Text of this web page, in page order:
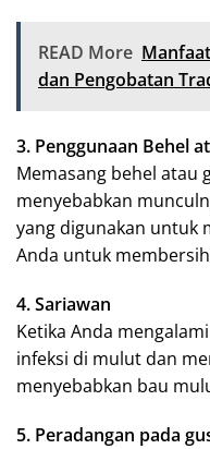
READ More
dan Pengobatan
3. Penggunaan Behel
Memasang behel atau
menyebabkan
yang digunakan untuk
Anda untuk
4. Sariawan
Ketika Anda
infeksi di mulut dan
menyebabkan bau
5. Peradangan pada